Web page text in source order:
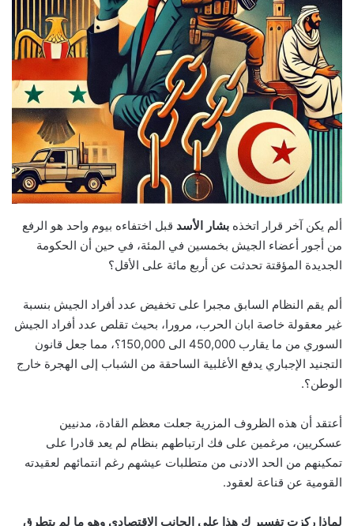
ألم يكن آخر قرار اتخذه ‏ بشار الأسد قبل اختفاءه بيوم واحد هو الرفع
‏من ‏أجور ‏أعضاء الجيش بخمسين في المئة، في حين ‏أن الحكومة
الجديدة المؤقتة تحدثت عن ‏أربع مائة على الأقل؟
‏ألم يقم النظام السابق مجبرا ‏على تخفيض عدد أفراد الجيش بنسبة
‏غير معقولة خاصة ابان الحرب، ‏مرورا، بحيث تقلص عدد أفراد الجيش
السوري من ما يقارب 450,000 الى 150,000؟، ‏مما جعل قانون
التجنيد الإجباري يدفع ‏الأغلبية الساحقة من الشباب إلى الهجرة خارج
الوطن؟.
‏أعتقد أن هذه الظروف المزرية جعلت معظم القادة، مدنيين
عسكريين، مرغمين ‏على فك ارتباطهم بنظام ‏لم يعد قادرا على
تمكينهم من الحد الادنى من متطلبات عيشهم رغم انتمائهم لعقيدته
القومية عن قناعة لعقود.
لماذا ركزت تفسير ك هذا على الجانب الاقتصادي وهو ما لم يتطرق